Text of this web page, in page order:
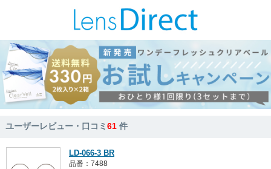
ユーザーレビュー・口コミ61 件
LD-066-3 BR
品番：7488